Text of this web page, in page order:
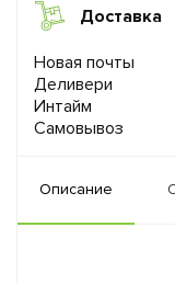
Доставка
Новая почты
Деливери
Интайм
Самовывоз
Описание